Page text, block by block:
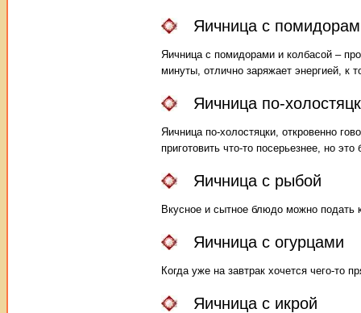
Яичница с
Яичница с помидорами и колбасой –
минуты, отлично заряжает энергией, к
Яичница по-
Яичница по-холостяцки, откровенно
приготовить что-то посерьезнее, но
Яичница с рыбой
Вкусное и сытное блюдо можно подать
Яичница с огурцами
Когда уже на завтрак хочется чего-то
Яичница с икрой